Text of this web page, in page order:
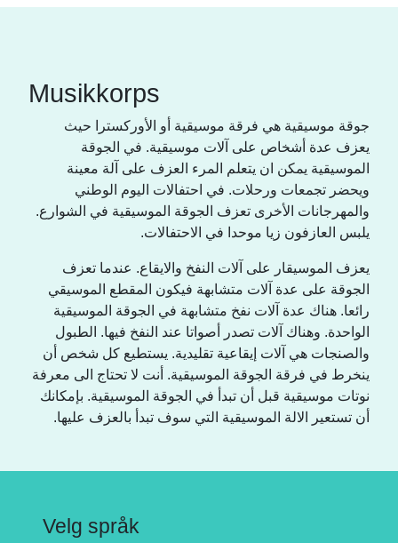
Musikkorps
جوقة موسيقية هي فرقة موسيقية أو الأوركسترا حيث
يعزف عدة أشخاص على آلات موسيقية. في الجوقة
الموسيقية يمكن ان يتعلم المرء العزف على آلة معينة
ويحضر تجمعات ورحلات. في احتفالات اليوم الوطني
والمهرجانات الأخرى تعزف الجوقة الموسيقية في الشوارع.
يلبس العازفون زيا موحدا في الاحتفالات.
يعزف الموسيقار على آلات النفخ والايقاع. عندما تعزف
الجوقة على عدة آلات متشابهة فيكون المقطع الموسيقي
رائعا. هناك عدة آلات نفخ متشابهة في الجوقة الموسيقية
الواحدة. وهناك آلات تصدر أصواتا عند النفخ فيها. الطبول
والصنجات هي آلات إيقاعية تقليدية. يستطيع كل شخص أن
ينخرط في فرقة الجوقة الموسيقية. أنت لا تحتاج الى معرفة
نوتات موسيقية قبل أن تبدأ في الجوقة الموسيقية. بإمكانك
أن تستعير الالة الموسيقية التي سوف تبدأ بالعزف عليها.
Velg språk